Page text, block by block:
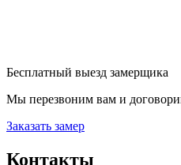
Бесплатный выезд замерщика
Мы перезвоним вам и
Заказать замер
Контакты